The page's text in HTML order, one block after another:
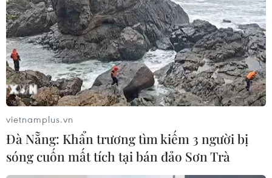
vietnamplus.vn
Đà Nẵng: Khẩn trương tìm kiếm 3 người bị
sóng cuốn mất tích tại bán đảo Sơn Trà